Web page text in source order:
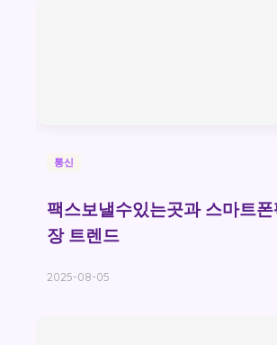
통신
팩스보낼수있는곳과 스마트
장 트렌드
2025-08-05